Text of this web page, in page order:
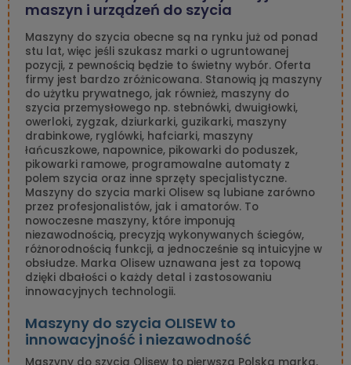
maszyn i urządzeń do szycia
Maszyny do szycia obecne są na rynku już od ponad
stu lat, więc jeśli szukasz marki o ugruntowanej
pozycji, z pewnością będzie to świetny wybór. Oferta
firmy jest bardzo zróżnicowana. Stanowią ją maszyny
do użytku prywatnego, jak również, maszyny do
szycia przemysłowego np. stebnówki, dwuigłowki,
owerloki, zygzak, dziurkarki, guzikarki, maszyny
drabinkowe, ryglówki, hafciarki, maszyny
łańcuszkowe, napownice, pikowarki do poduszek,
pikowarki ramowe, programowalne automaty z
polem szycia oraz inne sprzęty specjalistyczne.
Maszyny do szycia marki Olisew są lubiane zarówno
przez profesjonalistów, jak i amatorów. To
nowoczesne maszyny, które imponują
niezawodnością, precyzją wykonywanych ściegów,
różnorodnością funkcji, a jednocześnie są intuicyjne w
obsłudze. Marka Olisew uznawana jest za topową
dzięki dbałości o każdy detal i zastosowaniu
innowacyjnych technologii.
Maszyny do szycia OLISEW to
innowacyjność i niezawodność